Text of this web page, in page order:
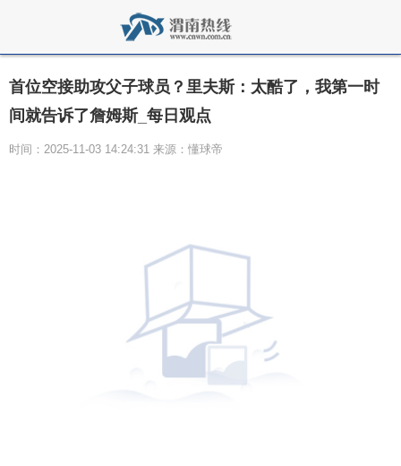
首位空接助攻父子球员？里夫斯：太酷了，我第一时
间就告诉了詹姆斯_每日观点
时间：2025-11-03 14:24:31 来源：懂球帝